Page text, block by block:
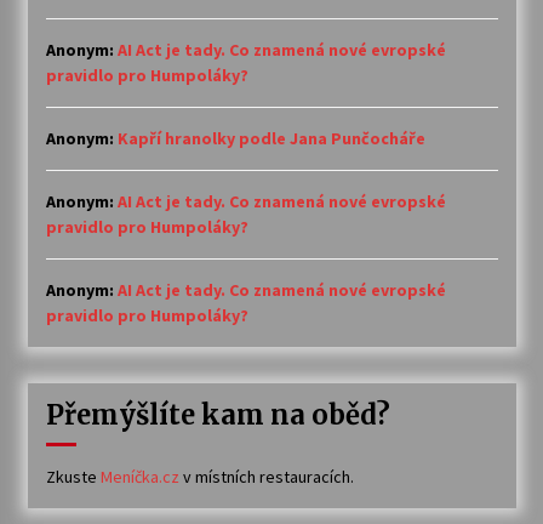
Anonym: AI Act je tady. Co znamená nové evropské
pravidlo pro Humpoláky?
Anonym: Kapří hranolky podle Jana Punčocháře
Anonym: AI Act je tady. Co znamená nové evropské
pravidlo pro Humpoláky?
Anonym: AI Act je tady. Co znamená nové evropské
pravidlo pro Humpoláky?
Přemýšlíte kam na oběd?
Zkuste Meníčka.cz v místních restauracích.